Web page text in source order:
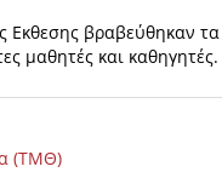
Εκθεσης βραβεύθηκαν
μαθητές και καθηγητές.
(ΤΜΘ)